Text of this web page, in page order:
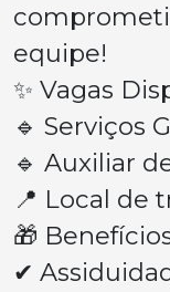
equipe!
✨ Vagas
🔹 Serviços
🔹 Auxiliar
📍 Local de
🎁
✔